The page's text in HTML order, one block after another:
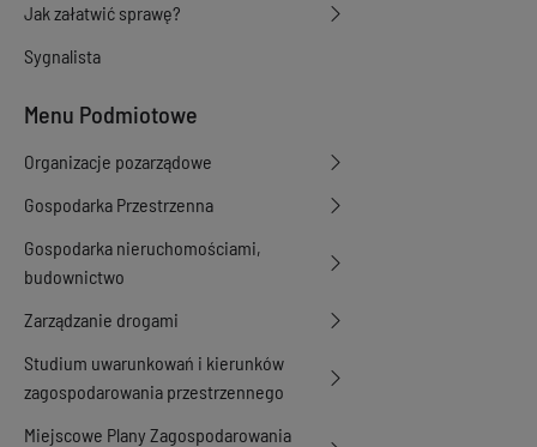
Jak załatwić sprawę?
Sygnalista
Menu Podmiotowe
Organizacje pozarządowe
Gospodarka Przestrzenna
Gospodarka nieruchomościami,
budownictwo
Zarządzanie drogami
Studium uwarunkowań i kierunków
zagospodarowania przestrzennego
Miejscowe Plany Zagospodarowania